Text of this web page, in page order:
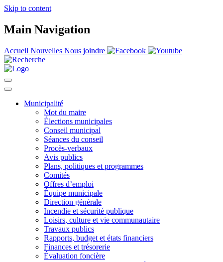
Skip to content
Main Navigation
Accueil Nouvelles Nous joindre
Municipalité
Mot du maire
Élections municipales
Conseil municipal
Séances du conseil
Procès-verbaux
Avis publics
Plans, politiques et programmes
Comités
Offres d’emploi
Équipe municipale
Direction générale
Incendie et sécurité publique
Loisirs, culture et vie communautaire
Travaux publics
Rapports, budget et états financiers
Finances et trésorerie
Évaluation foncière